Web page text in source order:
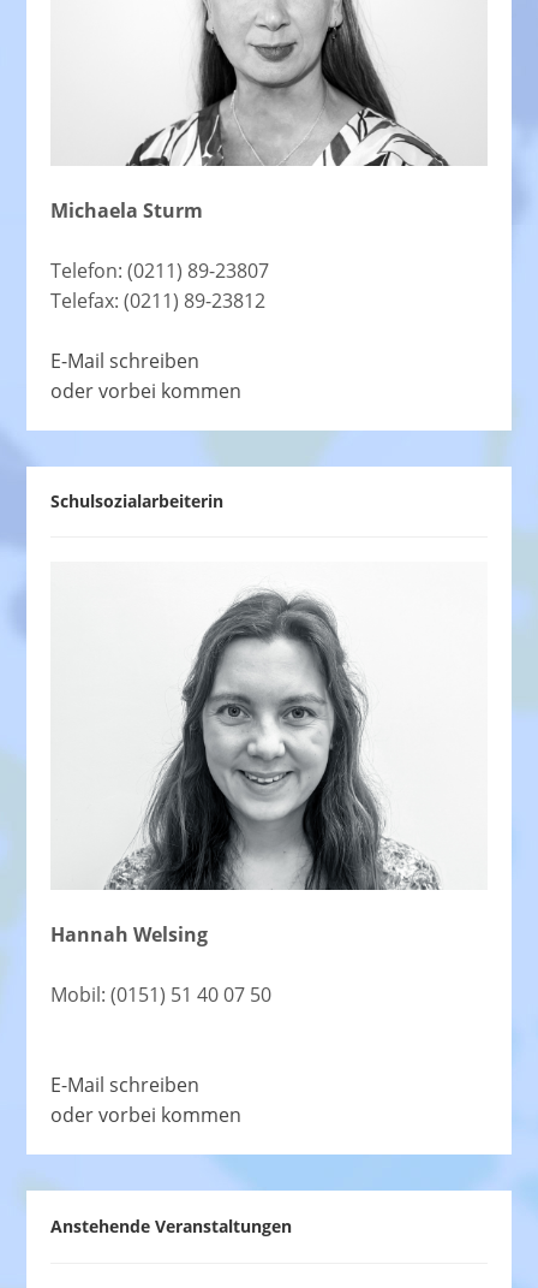
Michaela Sturm
Telefon: (0211) 89-23807
Telefax: (0211) 89-23812
E-Mail schreiben
oder vorbei kommen
Schulsozialarbeiterin
Hannah Welsing
Mobil: (0151) 51 40 07 50
E-Mail schreiben
oder vorbei kommen
Anstehende Veranstaltungen